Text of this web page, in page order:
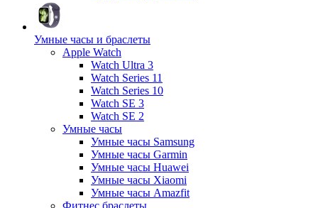
Умные часы и браслеты
Apple Watch
Watch Ultra 3
Watch Series 11
Watch Series 10
Watch SE 3
Watch SE 2
Умные часы
Умные часы Samsung
Умные часы Garmin
Умные часы Huawei
Умные часы Xiaomi
Умные часы Amazfit
Фитнес браслеты